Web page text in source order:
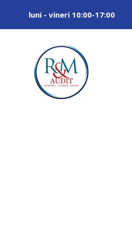
luni - vineri 10:00-17:00